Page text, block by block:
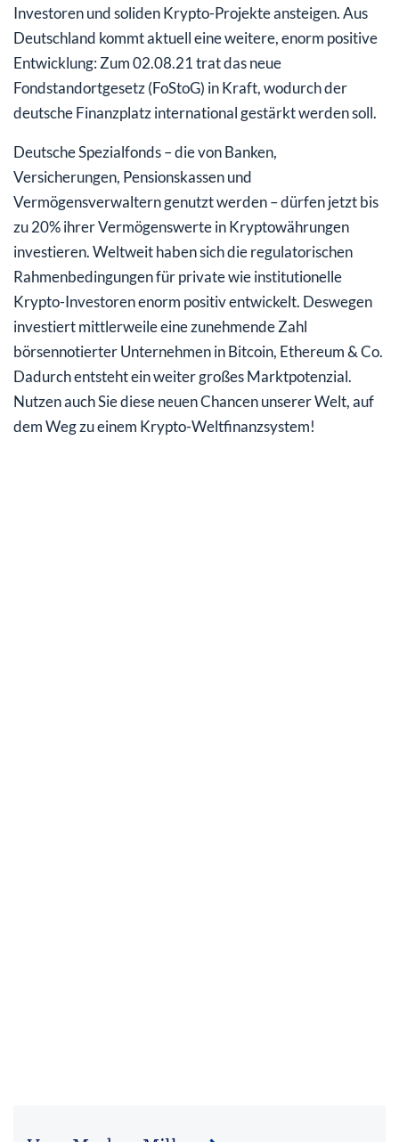
Investoren und soliden Krypto-Projekte ansteigen. Aus
Deutschland kommt aktuell eine weitere, enorm positive
Entwicklung: Zum 02.08.21 trat das neue
Fondstandortgesetz (FoStoG) in Kraft, wodurch der
deutsche Finanzplatz international gestärkt werden soll.
Deutsche Spezialfonds – die von Banken,
Versicherungen, Pensionskassen und
Vermögensverwaltern genutzt werden – dürfen jetzt bis
zu 20% ihrer Vermögenswerte in Kryptowährungen
investieren. Weltweit haben sich die regulatorischen
Rahmenbedingungen für private wie institutionelle
Krypto-Investoren enorm positiv entwickelt. Deswegen
investiert mittlerweile eine zunehmende Zahl
börsennotierter Unternehmen in Bitcoin, Ethereum & Co.
Dadurch entsteht ein weiter großes Marktpotenzial.
Nutzen auch Sie diese neuen Chancen unserer Welt, auf
dem Weg zu einem Krypto-Weltfinanzsystem!